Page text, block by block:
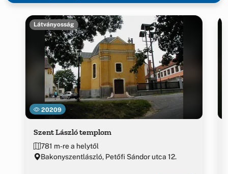
20209
Látványosság
Szent László templom
781 m-re a helytől
Bakonyszentlászló, Petőfi Sándor utca 12.